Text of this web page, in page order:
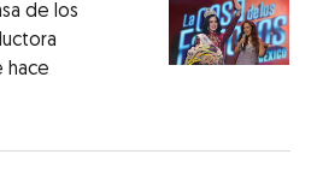
de los
hace